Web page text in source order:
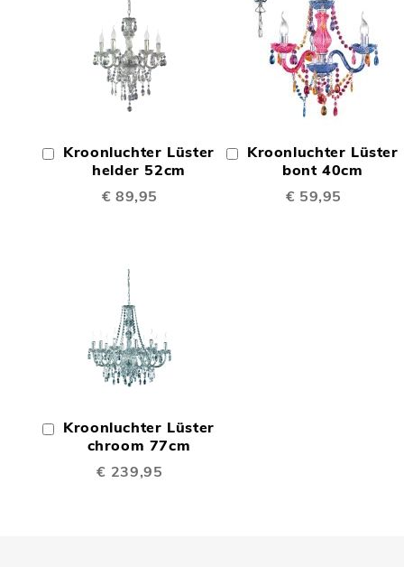
Kroonluchter Lüster
helder 52cm
€ 89,95
In
Winkelwagen
TE
Kroonluchter Lüster
bont 40cm
€ 59,95
In
Winkelwagen
Kroonluchter Lüster
chroom 77cm
€ 239,95
In
Winkelwagen
TE